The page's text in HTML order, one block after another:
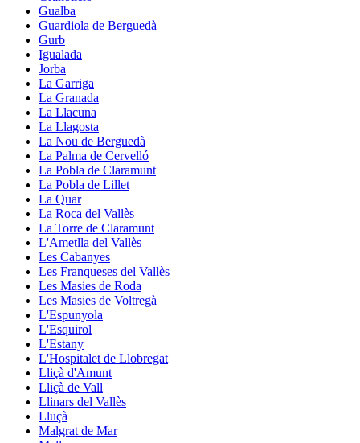
Gualba
Guardiola de Berguedà
Gurb
Igualada
Jorba
La Garriga
La Granada
La Llacuna
La Llagosta
La Nou de Berguedà
La Palma de Cervelló
La Pobla de Claramunt
La Pobla de Lillet
La Quar
La Roca del Vallès
La Torre de Claramunt
L'Ametlla del Vallès
Les Cabanyes
Les Franqueses del Vallès
Les Masies de Roda
Les Masies de Voltregà
L'Espunyola
L'Esquirol
L'Estany
L'Hospitalet de Llobregat
Lliçà d'Amunt
Lliçà de Vall
Llinars del Vallès
Lluçà
Malgrat de Mar